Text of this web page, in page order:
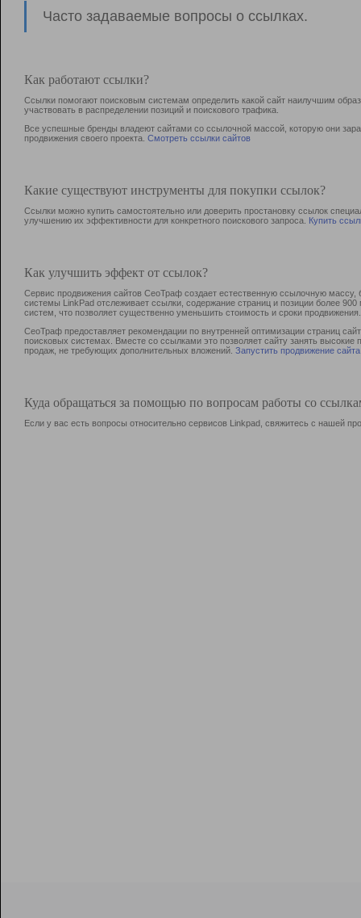
Часто задаваемые вопросы о ссылках.
Как работают ссылки?
Ссылки помогают поисковым системам определить какой сайт наилучшим
участвовать в раcпределении позиций и поискового трафика.
Все успешные бренды владеют сайтами со ссылочной массой, которую они
продвижения своего проекта. Смотреть ссылки сайтов
Какие существуют инструменты для покупки ссылок?
Ссылки можно купить самостоятельно или доверить простановку ссылок
улучшению их эффективности для конкретного поискового запроса. Купить
Как улучшить эффект от ссылок?
Сервис продвижения сайтов СеоТраф создает естественную ссылочную
системы LinkPad отслеживает ссылки, содержание страниц и позиции более
систем, что позволяет существенно уменьшить стоимость и сроки продвижения.
СеоТраф предоставляет рекомендации по внутренней оптимизации страниц
поисковых системах. Вместе со ссылками это позволяет сайту занять
продаж, не требующих дополнительных вложений. Запустить продвижение сайта
Куда обращаться за помощью по вопросам работы со
Если у вас есть вопросы относительно сервисов Linkpad, свяжитесь с нашей